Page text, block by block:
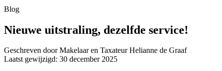
Blog
Nieuwe uitstraling, dezelfde service!
Geschreven door Makelaar en Taxateur Helianne de Graaf
Laatst gewijzigd: 30 december 2025